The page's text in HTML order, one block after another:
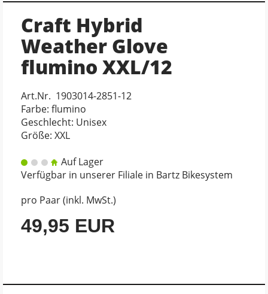
Craft Hybrid
Weather Glove
flumino XXL/12
Art.Nr. 1903014-2851-12
Farbe: flumino
Geschlecht: Unisex
Größe: XXL
Auf Lager
Verfügbar in unserer Filiale in Bartz Bikesystem
pro Paar (inkl. MwSt.)
49,95 EUR